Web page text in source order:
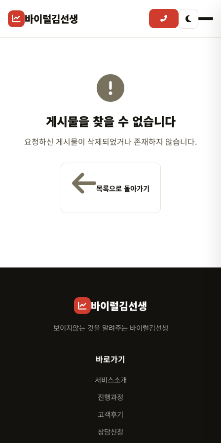
바이럴김선생
게시물을 찾을 수 없습니다
요청하신 게시물이 삭제되었거나 존재하지 않습니다.
목록으로 돌아가기
바이럴김선생
보이지않는 것을 알려주는 바이럴김선생
바로가기
서비스소개
진행과정
고객후기
상담신청